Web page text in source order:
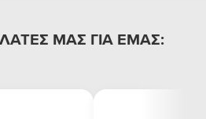
ΜΑΣ ΓΙΑ ΕΜΑΣ: